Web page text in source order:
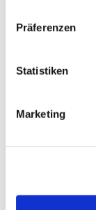
Präferenzen
Statistiken
Marketing